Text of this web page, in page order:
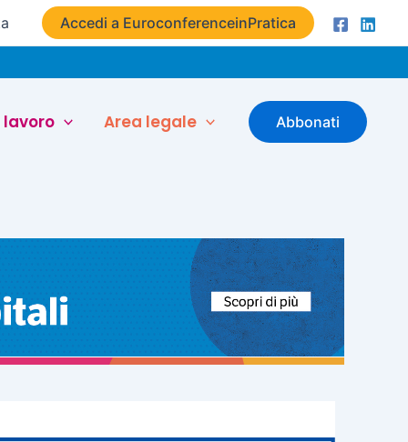
Accedi a EuroconferenceinPratica
lavoro Area legale Abbonati